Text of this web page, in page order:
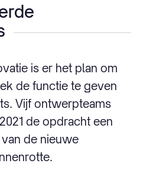
is er het plan om
de functie te geven
Vijf ontwerpteams
de opdracht een
de nieuwe